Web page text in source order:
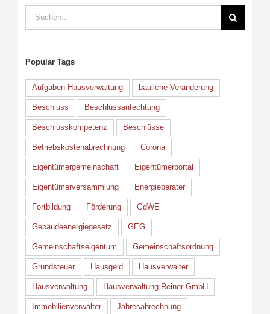
Suche
nach:
Popular Tags
Aufgaben Hausverwaltung bauliche Veränderung
Beschluss Beschlussanfechtung
Beschlusskompetenz Beschlüsse
Betriebskostenabrechnung Corona
Eigentümergemeinschaft Eigentümerportal
Eigentümerversammlung Energieberater
Fortbildung Förderung GdWE
Gebäudeenergiegesetz GEG
Gemeinschaftseigentum Gemeinschaftsordnung
Grundsteuer Hausgeld Hausverwalter
Hausverwaltung Hausverwaltung Reiner GmbH
Immobilienverwalter Jahresabrechnung